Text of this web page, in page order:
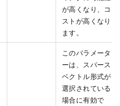
が高くなり、コ
ストが高くなり
ます。
このパラメータ
ーは、スパース
ベクトル形式が
選択されている
場合に有効で